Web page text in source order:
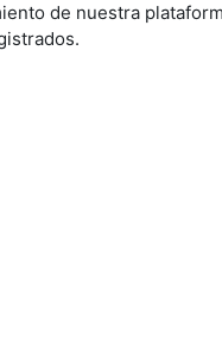
de nuestra